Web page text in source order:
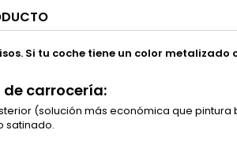
Si tu coche tiene un color metalizado
carrocería:
(solución más económica que pintura
satinado.